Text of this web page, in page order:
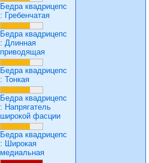
Бедра квадрицепс
: Гребенчатая
Бедра квадрицепс
: Длинная
приводящая
Бедра квадрицепс
: Тонкая
Бедра квадрицепс
: Напрягатель
широкой фасции
Бедра квадрицепс
: Широкая
медиальная